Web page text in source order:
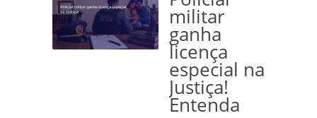
militar
ganha
licença
especial na
Justiça!
Entenda